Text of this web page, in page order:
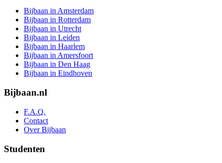
Bijbaan in Amsterdam
Bijbaan in Rotterdam
Bijbaan in Utrecht
Bijbaan in Leiden
Bijbaan in Haarlem
Bijbaan in Amersfoort
Bijbaan in Den Haag
Bijbaan in Eindhoven
Bijbaan.nl
F.A.Q.
Contact
Over Bijbaan
Studenten